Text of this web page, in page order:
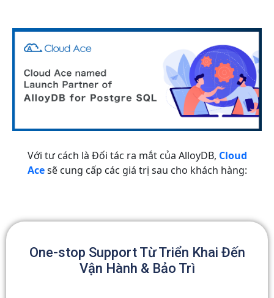
Với tư cách là Đối tác ra mắt của AlloyDB, Cloud
Acesẽ cung cấp các giá trị sau cho khách hàng:
One-stop Support Từ Triển Khai Đến
Vận Hành & Bảo Trì